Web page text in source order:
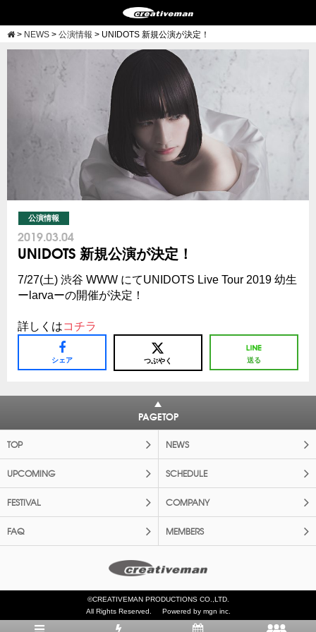
> NEWS > 公演情報 > UNIDOTS 新規公演が決定！
公演情報
2019.03.04
UNIDOTS 新規公演が決定！
7/27(土) 渋谷 WWW にてUNIDOTS Live Tour 2019 幼生
ーlarvaーの開催が決定！
詳しくはコチラ
シェア つぶやく 送る
PAGETOP
TOP NEWS
UPCOMING SCHEDULE
FESTIVAL COMPANY
FAQ MEMBERS
©CREATIVEMAN PRODUCTIONS CO.,LTD.
All Rights Reserved.
Powered by mgn inc.